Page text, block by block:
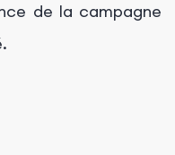
de la campagne